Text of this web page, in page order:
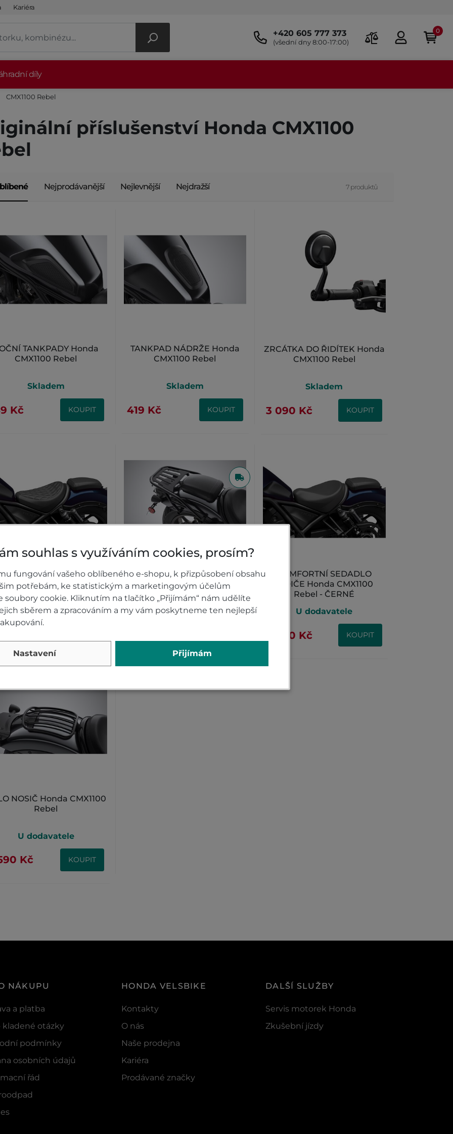
Kariéra
+420 605 777 373
(všední dny 8:00-17:00)
0
díly
CMX1100 Rebel
příslušenství Honda CMX1100
Nejprodávanější Nejlevnější Nejdražší 7 produktů
TANKPADY Honda
CMX1100 Rebel
Skladem
Kč KOUPIT
TANKPAD NÁDRŽE Honda
CMX1100 Rebel
Skladem
419 Kč KOUPIT
ZRCÁTKA DO ŘIDÍTEK Honda
CMX1100 Rebel
Skladem
3 090 Kč KOUPIT
SEDADLO ŘIDIČE
Honda CMX1100
Rebel - ČERNÉ
Skladem
Zadní nosič Honda CMX1100
Rebel
Skladem
KOMFORTNÍ SEDADLO
ŘIDIČE Honda CMX1100
Rebel - ČERNÉ
U dodavatele
2 090 Kč KOUPIT
NOSIČ Honda CMX1100
Rebel
U dodavatele
Kč KOUPIT
NÁKUPU
a platba
kladené otázky
podmínky
osobních údajů
řád
HONDA VELSBIKE
Kontakty
O nás
Naše prodejna
Kariéra
Prodávané značky
DALŠÍ SLUŽBY
Servis motorek Honda
Zkušební jízdy
souhlas s využíváním cookies, prosím?
fungování vašeho oblíbeného e-shopu, k přizpůsobení obsahu
potřebám, ke statistickým a marketingovým účelům
soubory cookie. Kliknutím na tlačítko „Přijímám“ nám udělíte
sběrem a zpracováním a my vám poskytneme ten nejlepší
Nastavení Přijímám